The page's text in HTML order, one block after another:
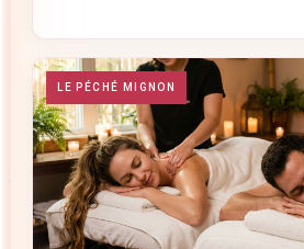
LE PÉCHÉ MIGNON